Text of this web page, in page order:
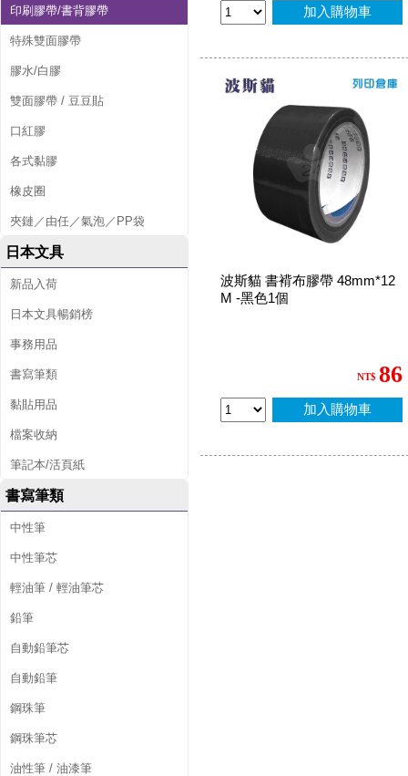
印刷膠帶/書背膠帶
特殊雙面膠帶
膠水/白膠
雙面膠帶 / 豆豆貼
口紅膠
各式黏膠
橡皮圈
夾鏈／由任／氣泡／PP袋
日本文具
新品入荷
日本文具暢銷榜
事務用品
書寫筆類
黏貼用品
檔案收納
筆記本/活頁紙
書寫筆類
中性筆
中性筆芯
輕油筆 / 輕油筆芯
鉛筆
自動鉛筆芯
自動鉛筆
鋼珠筆
鋼珠筆芯
油性筆 / 油漆筆
加入購物車
波斯貓 書褙布膠帶 48mm*12
M -黑色1個
NT$ 86
加入購物車